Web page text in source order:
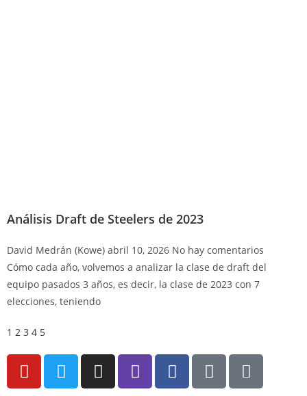
Análisis Draft de Steelers de 2023
David Medrán (Kowe) abril 10, 2026 No hay comentarios
Cómo cada año, volvemos a analizar la clase de draft del
equipo pasados 3 años, es decir, la clase de 2023 con 7
elecciones, teniendo
1 2 3 4 5